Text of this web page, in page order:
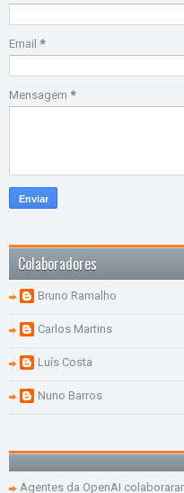
Email *
Mensagem *
Colaboradores
Bruno Ramalho
Carlos Martins
Luís Costa
Nuno Barros
Agentes da OpenAI